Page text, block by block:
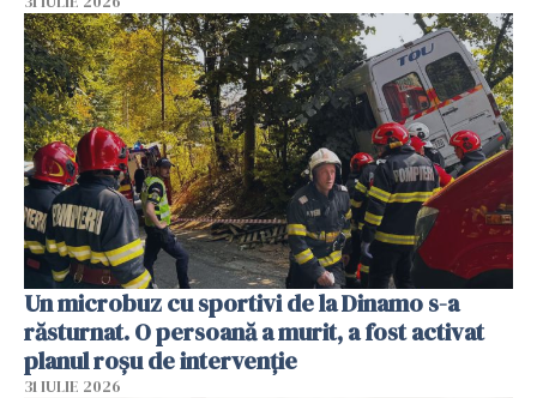
Un microbuz cu sportivi de la Dinamo s-a
răsturnat. O persoană a murit, a fost activat
planul roșu de intervenție
31 IULIE 2026